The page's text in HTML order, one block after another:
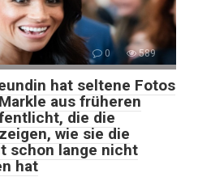
0 589
hat seltene Fotos
aus früheren
die die
wie sie die
schon lange nicht
hat